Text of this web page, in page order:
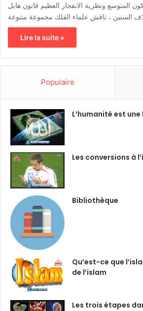
المتوسع ونظرية الانفجار العظيم قانون هابل
Lire la suite »
Populaire
Les conversions à
Bibliothèque
Qu’est-ce que
de l’islam
Les trois étapes